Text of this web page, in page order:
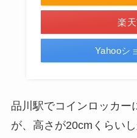
楽
Yahooシ
品川駅でコインロッカー
が、高さが20cmくらい